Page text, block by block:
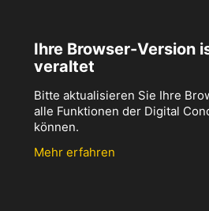
Ihre Browser-Version
veraltet
Bitte aktualisieren Sie Ihre
alle Funktionen der Digital
können.
Mehr erfahren